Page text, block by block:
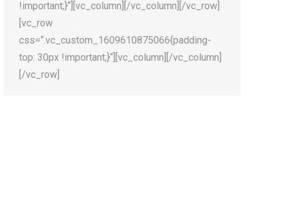
!important;}“][vc_column][/vc_column][/vc_row]
[vc_row
css=“.vc_custom_1609610875066{padding-
top: 30px !important;}“][vc_column][/vc_column]
[/vc_row]